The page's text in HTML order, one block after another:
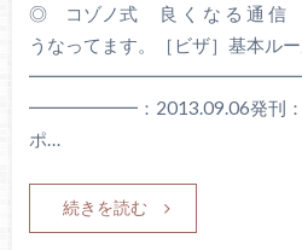
◎ コゾノ式 良 く な る 通
うなってます。［ビザ］基本ル
━━━━━━：2013.09.06発刊
ポ…
続きを読む